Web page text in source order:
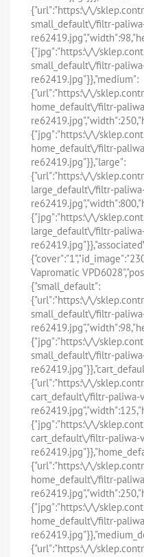
{"url":"https:\/\/
small_default\/filtr-
{"jpg":"https:\/\/
small_default\/filtr-
re62419.jpg"}},"medium":
{"url":"https:\/\/
home_default\/filtr-
{"jpg":"https:\/\/
home_default\/filtr-
re62419.jpg"}},"large":
{"url":"https:\/\/
large_default\/filtr-
{"jpg":"https:\/\/
large_default\/filtr-
Vapromatic
{"small_default":
{"url":"https:\/\/
small_default\/filtr-
{"jpg":"https:\/\/
small_default\/filtr-
{"url":"https:\/\/
cart_default\/filtr-paliwa-
{"jpg":"https:\/\/
cart_default\/filtr-paliwa-
{"url":"https:\/\/
home_default\/filtr-
{"jpg":"https:\/\/
home_default\/filtr-
{"url":"https:\/\/